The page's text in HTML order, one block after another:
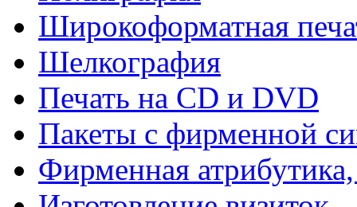
Широкоформатная
Шелкография
Печать на СD и DVD
Пакеты с фирменной
Фирменная